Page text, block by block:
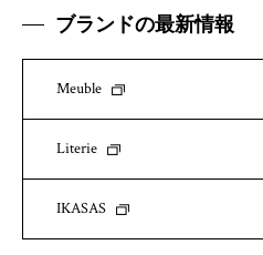
ブランドの最新情報
Meuble
Literie
IKASAS